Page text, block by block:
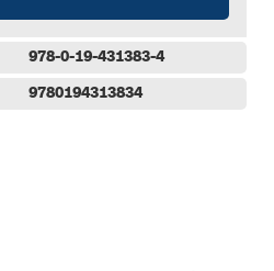
978-0-19-431383-4
9780194313834